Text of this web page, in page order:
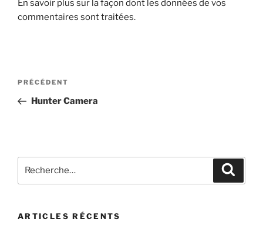
En savoir plus sur la façon dont les données de vos
commentaires sont traitées.
Navigation
l’article
Article
précédent
PRÉCÉDENT
Hunter Camera
pour
ARTICLES RÉCENTS